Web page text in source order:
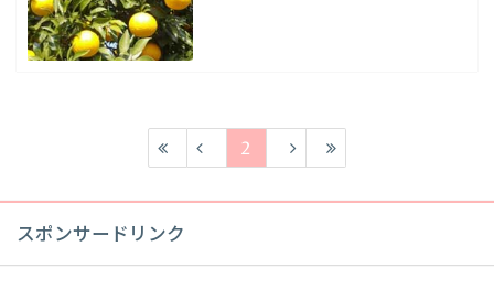
2
スポンサードリンク